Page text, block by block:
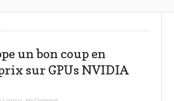
un bon coup en
sur GPUs NVIDIA